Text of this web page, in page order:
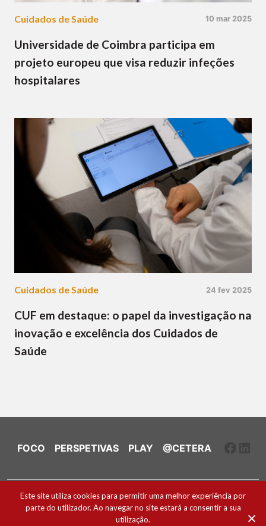
Cuidados de Saúde 10 mar 2025
Universidade de Coimbra participa em
projeto europeu que visa reduzir infeções
hospitalares
Cuidados de Saúde 24 fev 2025
CUF em destaque: o papel da investigação na
inovação e excelência dos Cuidados de
Saúde
FOCO PERSPETIVAS PLAY @CETERA
Ficha Técnica e Estatuto Editorial
Política de Cookies
Este site utiliza cookies para permitir uma melhor experiência por
parte do utilizador. Ao navegar no site estará a consentir a sua
utilização.